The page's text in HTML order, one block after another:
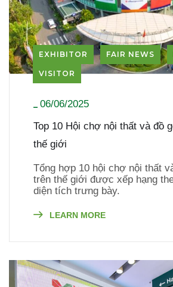
EXHIBITOR FAIR NEWS
VISITOR
_ 06/06/2025
Top 10 Hội chợ nội thất và đồ
thế giới​
Tổng hợp 10 hội chợ nội thất
trên thế giới được xếp hạng
diện tích trưng bày.
LEARN MORE